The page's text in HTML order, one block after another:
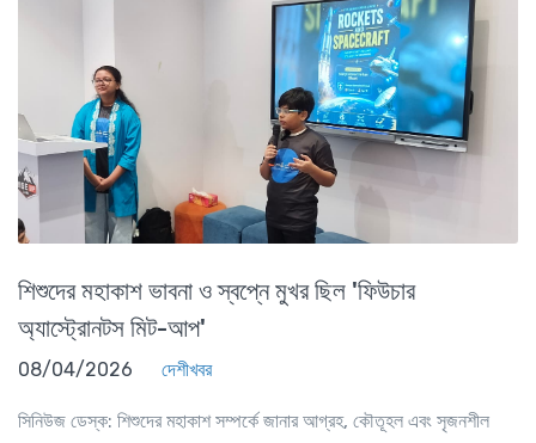
শিশুদের মহাকাশ ভাবনা ও স্বপ্নে মুখর ছিল 'ফিউচার
অ্যাস্ট্রোনটস মিট-আপ'
08/04/2026 দেশীখবর
সিনিউজ ডেস্ক: শিশুদের মহাকাশ সম্পর্কে জানার আগ্রহ, কৌতূহল এবং সৃজনশীল